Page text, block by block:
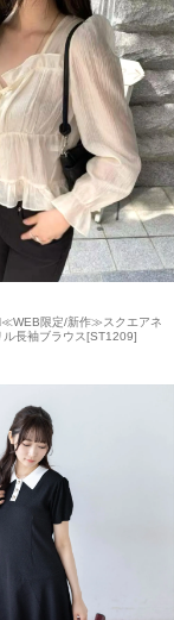
限定/新作≫スクエアネ
ル長袖ブラウス[ST1209]